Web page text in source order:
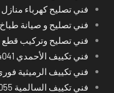
فني تصليح كهرباء منازل
فني تصليح و صيانة
فني تصليح وتركيب قطع
فني تكييف الأحمدي 62224041
فني تكييف الرميثية
فني تكييف السالمية 98025055 فوري